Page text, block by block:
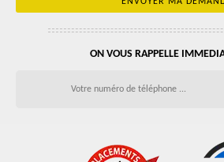
ON VOUS RAPPELLE